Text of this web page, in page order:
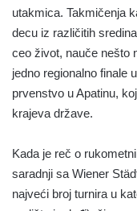
utakmica. Takmičenja
decu iz različitih
ceo život, nauče nešto
jedno regionalno finale
prvenstvo u Apatinu,
krajeva države.
Kada je reč o
saradnji sa Wiener
najveći broj turnira u